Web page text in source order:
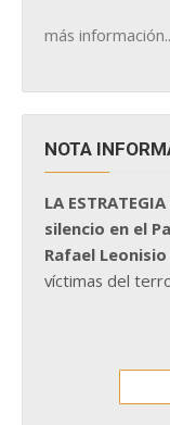
más
NOTA
LA
silencio en el
Rafael Leonisio
víctimas del